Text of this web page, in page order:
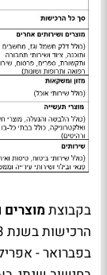
בקבוצת